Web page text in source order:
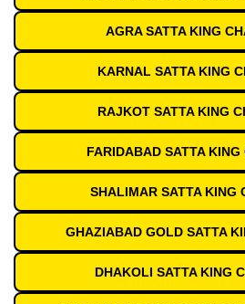
AGRA SATTA KING
KARNAL SATTA KING
RAJKOT SATTA KING
FARIDABAD SATTA
SHALIMAR SATTA KING
GHAZIABAD GOLD SATTA
DHAKOLI SATTA KING